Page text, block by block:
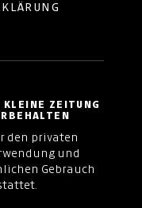
ZEITUNG
den privaten
und
Gebrauch